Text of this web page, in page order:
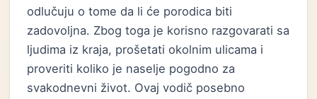
odlučuju o tome da li će porodica biti
zadovoljna. Zbog toga je korisno razgovarati sa
ljudima iz kraja, prošetati okolnim ulicama i
proveriti koliko je naselje pogodno za
svakodnevni život. Ovaj vodič posebno